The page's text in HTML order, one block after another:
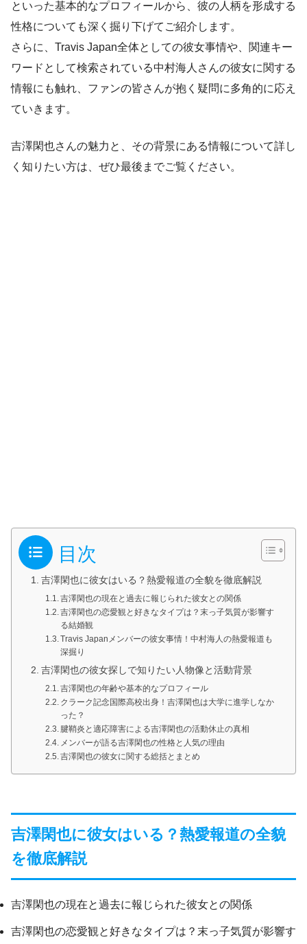
といった基本的なプロフィールから、彼の人柄を形成する
性格についても深く掘り下げてご紹介します。
さらに、Travis Japan全体としての彼女事情や、関連キー
ワードとして検索されている中村海人さんの彼女に関する
情報にも触れ、ファンの皆さんが抱く疑問に多角的に応え
ていきます。
吉澤閑也さんの魅力と、その背景にある情報について詳し
く知りたい方は、ぜひ最後までご覧ください。
目次
吉澤閑也に彼女はいる？熱愛報道の全貌を徹底解説
吉澤閑也の現在と過去に報じられた彼女との関係
吉澤閑也の恋愛観と好きなタイプは？末っ子気質が影響す
る結婚観
Travis Japanメンバーの彼女事情！中村海人の熱愛報道も
深掘り
吉澤閑也の彼女探しで知りたい人物像と活動背景
吉澤閑也の年齢や基本的なプロフィール
クラーク記念国際高校出身！吉澤閑也は大学に進学しなか
った？
腱鞘炎と適応障害による吉澤閑也の活動休止の真相
メンバーが語る吉澤閑也の性格と人気の理由
吉澤閑也の彼女に関する総括とまとめ
吉澤閑也に彼女はいる？熱愛報道の全貌
を徹底解説
吉澤閑也の現在と過去に報じられた彼女との関係
吉澤閑也の恋愛観と好きなタイプは？末っ子気質が影響す